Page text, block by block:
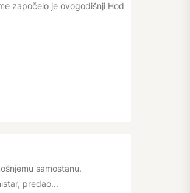
započelo je ovogodišnji Hod
samostanu.
predao...